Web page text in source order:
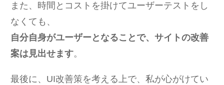
また、時間とコストを掛けてユーザーテストをし
なくても、
自分自身がユーザーとなることで、サイトの改善
案は見出せます。
最後に、UI改善策を考える上で、私が心がけてい